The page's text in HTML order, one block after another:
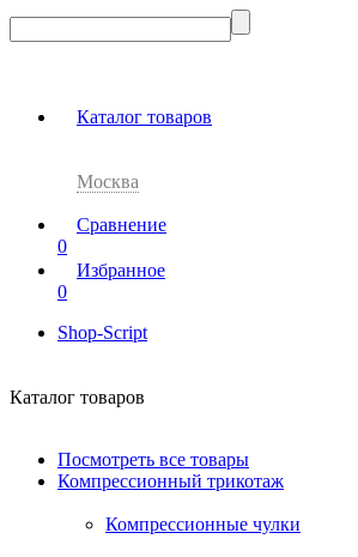
Каталог товаров
Москва
Сравнение
0
Избранное
0
Shop-Script
Каталог товаров
Посмотреть все товары
Компрессионный трикотаж
Компрессионные чулки